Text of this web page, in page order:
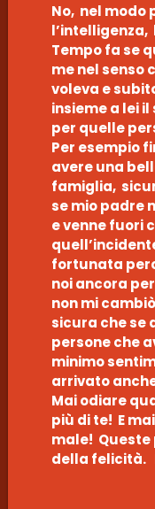
No, nel modo
Tempo fa se
me nel senso
voleva e
insieme a lei
per quelle
Per esempio
avere una
famiglia,
se mio padre
e venne fuori
fortunata
noi ancora
non mi
sicura che se
persone che
minimo
arrivato
Mai odiare
più di te! E
male! Queste
della felicità.